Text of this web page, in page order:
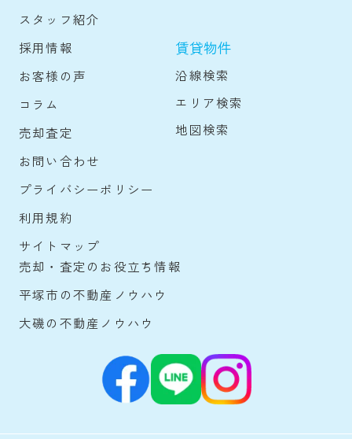
スタッフ紹介
採用情報
お客様の声
コラム
売却査定
お問い合わせ
プライバシーポリシー
利用規約
サイトマップ
賃貸物件
沿線検索
エリア検索
地図検索
売却・査定のお役立ち情報
平塚市の不動産ノウハウ
大磯の不動産ノウハウ